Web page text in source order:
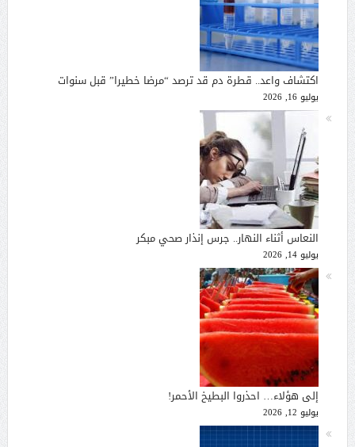
اكتشاف واعد.. قطرة دم قد ترصد “مرضا خطيرا” قبل سنوات
يوليو 16, 2026
النعاس أثناء النهار.. جرس إنذار صحي مبكر
يوليو 14, 2026
إلى هؤلاء… احذروا البطيخ الأحمر!
يوليو 12, 2026